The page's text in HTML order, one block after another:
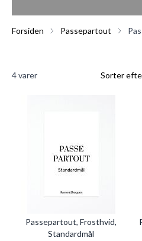
Forsiden Passepartout
4varer Sorter
Passepartout, Frosthvid,
Standardmål